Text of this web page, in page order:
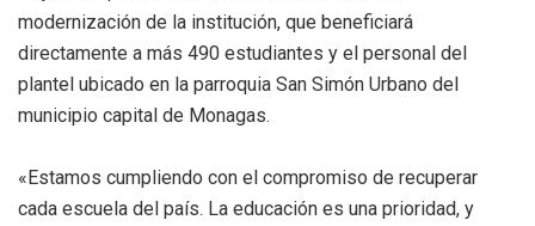
modernización de la institución, que beneficiará
directamente a más 490 estudiantes y el personal del
plantel ubicado en la parroquia San Simón Urbano del
municipio capital de Monagas.
«Estamos cumpliendo con el compromiso de recuperar
cada escuela del país. La educación es una prioridad, y